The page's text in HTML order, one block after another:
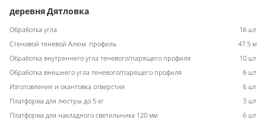
деревня Дятловка
Обработка угла
16 шт
Стеновой теневой Алюм. профиль
47.5 м
Обработка внутреннего угла теневого/парящего профиля
10 шт
Обработка внешнего угла теневого/парящего профиля
6 шт
Изготовление и окантовка отверстия
6 шт
Платформа для люстры до 5 кг
3 шт
Платформа для накладного светильника 120 мм
6 шт